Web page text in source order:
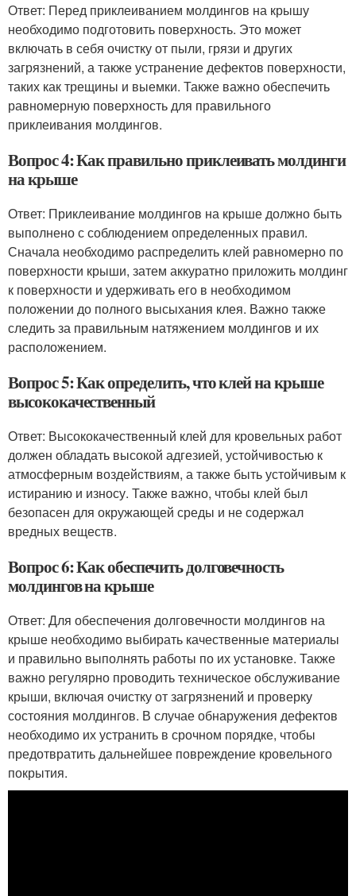
Ответ: Перед приклеиванием молдингов на крышу
необходимо подготовить поверхность. Это может
включать в себя очистку от пыли, грязи и других
загрязнений, а также устранение дефектов поверхности,
таких как трещины и выемки. Также важно обеспечить
равномерную поверхность для правильного
приклеивания молдингов.
Вопрос 4: Как правильно приклеивать молдинги
на крыше
Ответ: Приклеивание молдингов на крыше должно быть
выполнено с соблюдением определенных правил.
Сначала необходимо распределить клей равномерно по
поверхности крыши, затем аккуратно приложить молдинг
к поверхности и удерживать его в необходимом
положении до полного высыхания клея. Важно также
следить за правильным натяжением молдингов и их
расположением.
Вопрос 5: Как определить, что клей на крыше
высококачественный
Ответ: Высококачественный клей для кровельных работ
должен обладать высокой адгезией, устойчивостью к
атмосферным воздействиям, а также быть устойчивым к
истиранию и износу. Также важно, чтобы клей был
безопасен для окружающей среды и не содержал
вредных веществ.
Вопрос 6: Как обеспечить долговечность
молдингов на крыше
Ответ: Для обеспечения долговечности молдингов на
крыше необходимо выбирать качественные материалы
и правильно выполнять работы по их установке. Также
важно регулярно проводить техническое обслуживание
крыши, включая очистку от загрязнений и проверку
состояния молдингов. В случае обнаружения дефектов
необходимо их устранить в срочном порядке, чтобы
предотвратить дальнейшее повреждение кровельного
покрытия.